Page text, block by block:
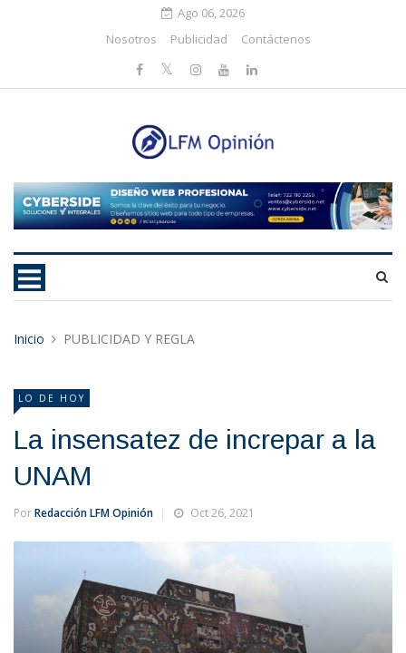
Ago 06, 2026
Nosotros
Publicidad Contáctenos
Inicio PUBLICIDAD Y REGLA
LO DE HOY
La insensatez de increpar a la
UNAM
PorRedacción LFM Opinión Oct 26, 2021